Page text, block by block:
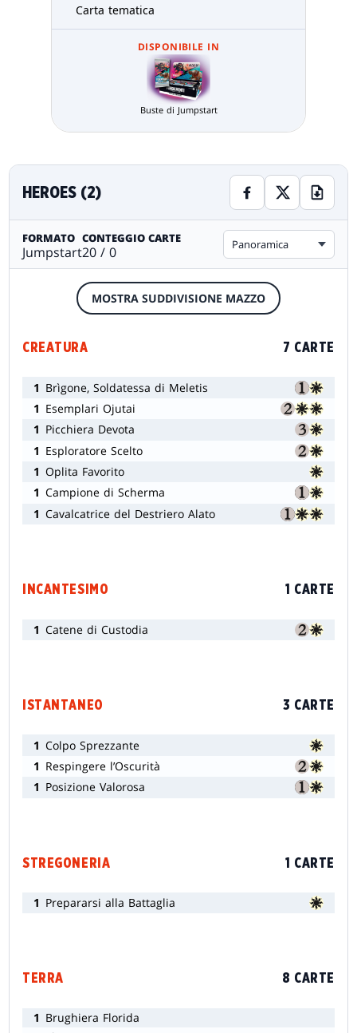
Carta tematica
DISPONIBILE IN
Buste di Jumpstart
HEROES (2)
FORMATO
Jumpstart
CONTEGGIO CARTE
20 / 0 Panoramica
MOSTRA SUDDIVISIONE MAZZO
CREATURA 7 CARTE
1 Brìgone, Soldatessa di Meletis
1 Esemplari Ojutai
1 Picchiera Devota
1 Esploratore Scelto
1 Oplita Favorito
1 Campione di Scherma
1 Cavalcatrice del Destriero Alato
INCANTESIMO 1 CARTE
1 Catene di Custodia
ISTANTANEO 3 CARTE
1 Colpo Sprezzante
1 Respingere l’Oscurità
1 Posizione Valorosa
STREGONERIA 1 CARTE
1 Prepararsi alla Battaglia
TERRA 8 CARTE
1 Brughiera Florida